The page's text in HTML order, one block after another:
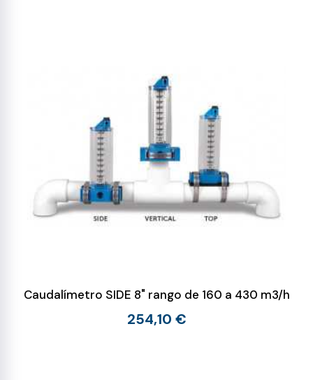
Caudalímetro SIDE 8" rango de 160 a 430 m3/h
254,10 €